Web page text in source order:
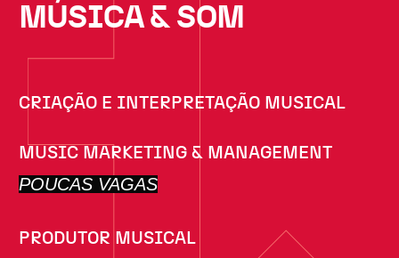
MÚSICA & SOM
CRIAÇÃO E INTERPRETAÇÃO MUSICAL
MUSIC MARKETING & MANAGEMENT
POUCAS VAGAS
PRODUTOR MUSICAL